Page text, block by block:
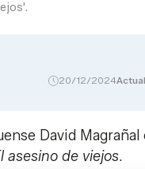
20/12/2024
David
asesino de viejos.